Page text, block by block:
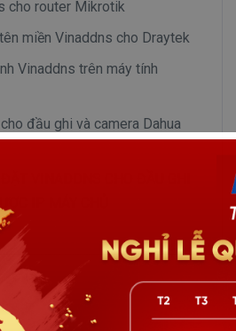
cho router Mikrotik
miền Vinaddns cho Draytek
Vinaddns trên máy tính
đầu ghi và camera Dahua
VINADDNS CHO ĐẦU GHI
IP MÁY CHỦ